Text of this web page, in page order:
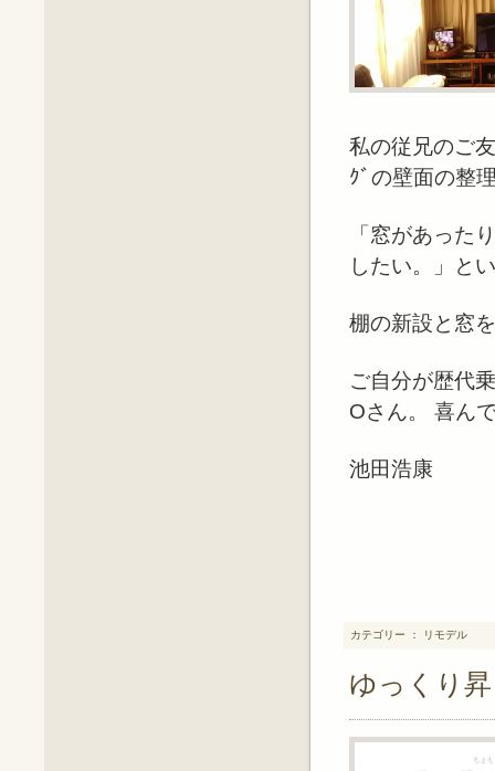
私の従兄のご
ｸﾞの壁面の整
「窓があった
したい。」と
棚の新設と窓
ご自分が歴代
Oさん。 喜ん
池田浩康
カテゴリー ： リモデル
ゆっくり